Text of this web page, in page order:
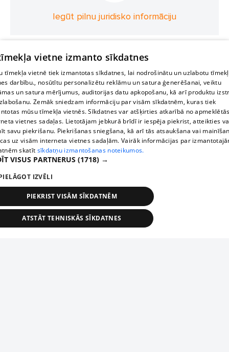
Iegūt pilnu juridisko informāciju
vietne izmanto sīkdatnes
tīmekļa vietnē tiek izmantotas sīkdatnes, lai nodrošinātu un uzlabotu
darbību., nosūtītu personalizētu reklāmu un satura ģenerēšanai, veiktu
un satura mērījumus, auditorijas datu apkopošanu, kā arī produktu
Zemāk sniedzam informāciju par visām sīkdatnēm, kuras tiek
mūsu tīmekļa vietnēs. Sīkdatnes var atšķirties atkarībā no
vietnes sadaļas. Lietotājam jebkurā brīdī ir iespēja piekrist, atteikties
savu piekrišanu. Piekrišanas sniegšana, kā arī tās atsaukšana vai
uz visām interneta vietnes sadaļām. Vairāk informācijas par
skatīt sīkdatņu izmantošanas noteikumos.
VISUS PARTNERUS (1718) →
IZVĒLI
PIEKRIST VISĀM SĪKDATNĒM
ATSTĀT TEHNISKĀS SĪKDATNES